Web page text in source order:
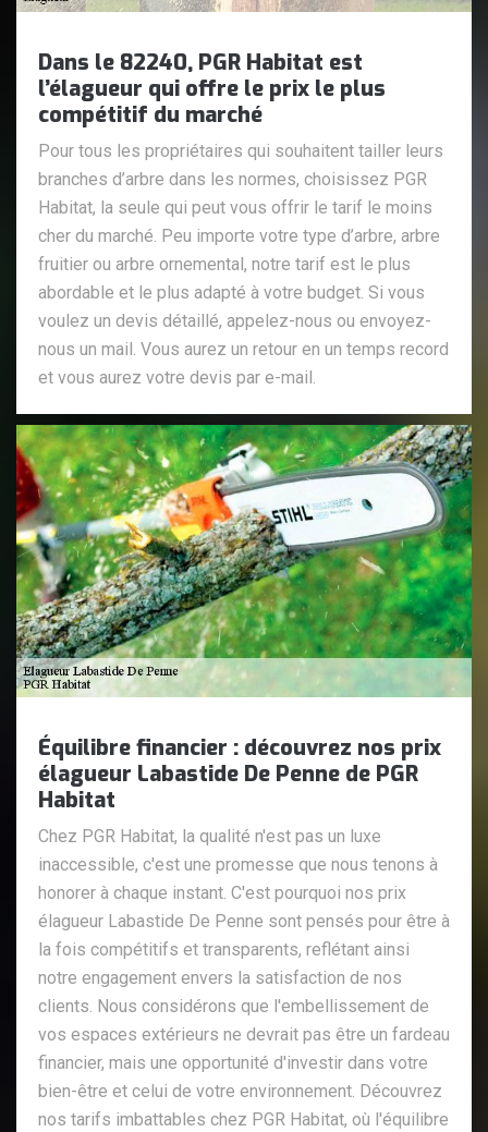
Dans le 82240, PGR Habitat est
l’élagueur qui offre le prix le plus
compétitif du marché
Pour tous les propriétaires qui souhaitent tailler leurs
branches d’arbre dans les normes, choisissez PGR
Habitat, la seule qui peut vous offrir le tarif le moins
cher du marché. Peu importe votre type d’arbre, arbre
fruitier ou arbre ornemental, notre tarif est le plus
abordable et le plus adapté à votre budget. Si vous
voulez un devis détaillé, appelez-nous ou envoyez-
nous un mail. Vous aurez un retour en un temps record
et vous aurez votre devis par e-mail.
Équilibre financier : découvrez nos prix
élagueur Labastide De Penne de PGR
Habitat
Chez PGR Habitat, la qualité n'est pas un luxe
inaccessible, c'est une promesse que nous tenons à
honorer à chaque instant. C'est pourquoi nos prix
élagueur Labastide De Penne sont pensés pour être à
la fois compétitifs et transparents, reflétant ainsi
notre engagement envers la satisfaction de nos
clients. Nous considérons que l'embellissement de
vos espaces extérieurs ne devrait pas être un fardeau
financier, mais une opportunité d'investir dans votre
bien-être et celui de votre environnement. Découvrez
nos tarifs imbattables chez PGR Habitat, où l'équilibre